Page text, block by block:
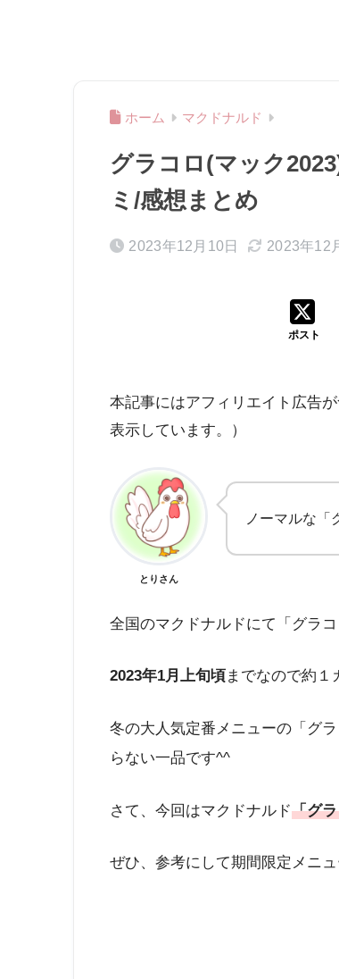
ホーム マクドナルド
グラコロ(マック
ミ/感想まとめ
2023年12月10日 2023年12
ポスト
本記事にはアフィリエイト広告
表示しています。）
とりさん
ノーマルな「
全国のマクドナルドにて「グラ
2023年1月上旬頃までなので約
冬の大人気定番メニューの「グ
らない一品です^^
さて、今回はマクドナルド「グ
ぜひ、参考にして期間限定メニ